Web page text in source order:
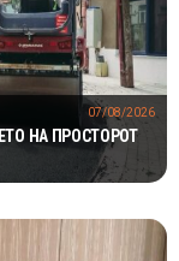
НА ПРОСТОРОТ
07/08/2026